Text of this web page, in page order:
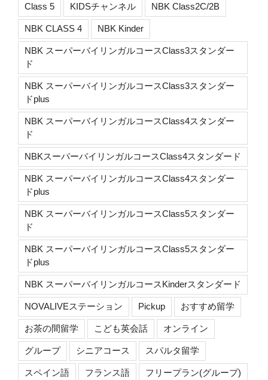
Class 5 KIDSチャンネル NBK Class2C/2B
NBK CLASS 4 NBK Kinder
NBK スーパーバイリンガルコースClass3スタンダー
ド
NBK スーパーバイリンガルコースClass3スタンダー
ドplus
NBK スーパーバイリンガルコースClass4スタンダー
ド
NBKスーパーバイリンガルコースClass4スタンダード
NBK スーパーバイリンガルコースClass4スタンダー
ドplus
NBK スーパーバイリンガルコースClass5スタンダー
ド
NBK スーパーバイリンガルコースClass5スタンダー
ドplus
NBK スーパーバイリンガルコースKinderスタンダード
NOVALIVEステーション Pickup おすすめ留学
お茶の間留学 こども英会話 オンライン
グループ シニアコース スパルタ留学
スペイン語 フランス語 フリープラン(グループ)